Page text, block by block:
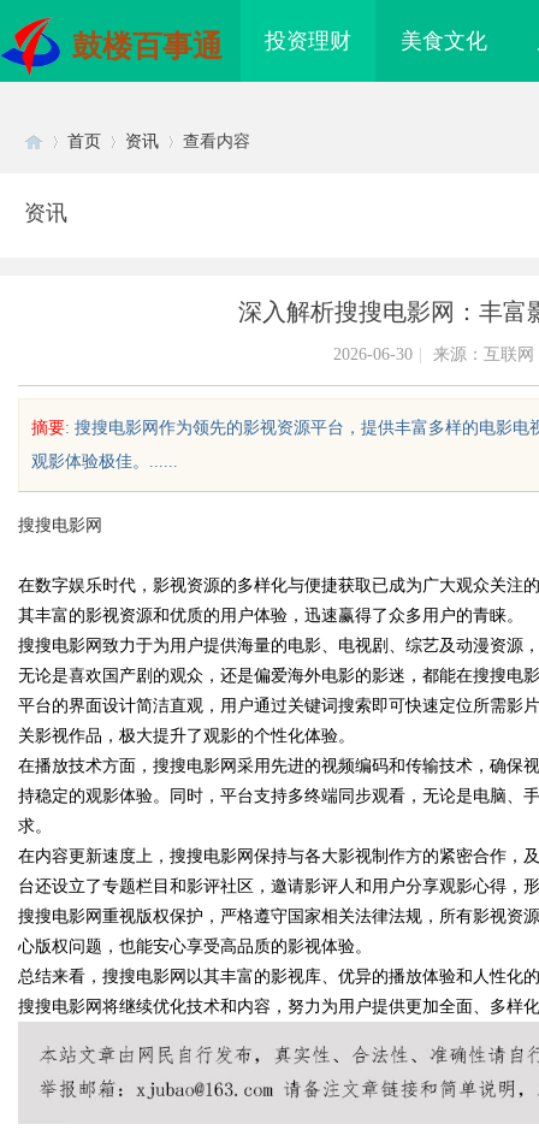
鼓楼百事通 投资理财 美食文化
uz
!
首页 资讯 查看内容
资讯
深入解析搜搜电影网：丰富
2026-06-30 来源：互联网
摘要: 搜搜电影网作为领先的影视资源平台，提供丰富多样的电影
观影体验极佳。......
搜搜电影网
在数字娱乐时代，影视资源的多样化与便捷获取已成为广大观众关注
其丰富的影视资源和优质的用户体验，迅速赢得了众多用户的青睐。
搜搜电影网致力于为用户提供海量的电影、电视剧、综艺及动漫资源
无论是喜欢国产剧的观众，还是偏爱海外电影的影迷，都能在搜搜电
平台的界面设计简洁直观，用户通过关键词搜索即可快速定位所需影
关影视作品，极大提升了观影的个性化体验。
在播放技术方面，搜搜电影网采用先进的视频编码和传输技术，确保
持稳定的观影体验。同时，平台支持多终端同步观看，无论是电脑、
求。
在内容更新速度上，搜搜电影网保持与各大影视制作方的紧密合作，
台还设立了专题栏目和影评社区，邀请影评人和用户分享观影心得，
搜搜电影网重视版权保护，严格遵守国家相关法律法规，所有影视资
心版权问题，也能安心享受高品质的影视体验。
总结来看，搜搜电影网以其丰富的影视库、优异的播放体验和人性化
搜搜电影网将继续优化技术和内容，努力为用户提供更加全面、多样
配眼镜
发体系全解析